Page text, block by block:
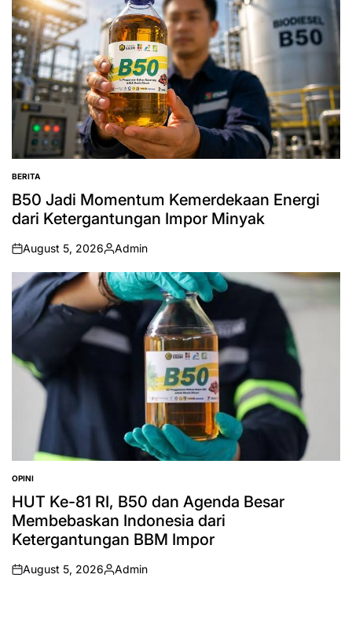
POSTED
IN
BERITA
B50 Jadi Momentum Kemerdekaan Energi
dari Ketergantungan Impor Minyak
on
August 5, 2026
Posted
by
Admin
POSTED
IN
OPINI
HUT Ke-81 RI, B50 dan Agenda Besar
Membebaskan Indonesia dari
Ketergantungan BBM Impor
on
August 5, 2026
Posted
Admin